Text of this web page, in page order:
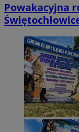
Powakacyjna